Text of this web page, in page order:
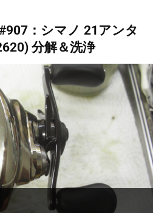
：シマノ 21アンタ
分解＆洗浄